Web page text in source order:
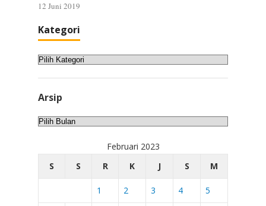
12 Juni 2019
Kategori
Kategori
Arsip
Arsip
Februari 2023
S
S R K J S M
1 2 3 4 5